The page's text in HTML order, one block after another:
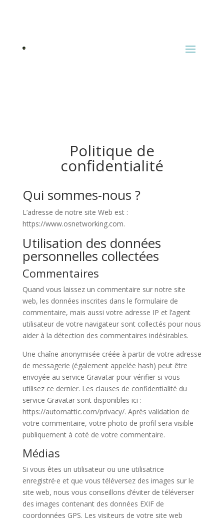
Politique de
confidentialité
Qui sommes-nous ?
L’adresse de notre site Web est :
https://www.osnetworking.com.
Utilisation des données
personnelles collectées
Commentaires
Quand vous laissez un commentaire sur notre site
web, les données inscrites dans le formulaire de
commentaire, mais aussi votre adresse IP et l’agent
utilisateur de votre navigateur sont collectés pour nous
aider à la détection des commentaires indésirables.
Une chaîne anonymisée créée à partir de votre adresse
de messagerie (également appelée hash) peut être
envoyée au service Gravatar pour vérifier si vous
utilisez ce dernier. Les clauses de confidentialité du
service Gravatar sont disponibles ici :
https://automattic.com/privacy/. Après validation de
votre commentaire, votre photo de profil sera visible
publiquement à coté de votre commentaire.
Médias
Si vous êtes un utilisateur ou une utilisatrice
enregistré·e et que vous téléversez des images sur le
site web, nous vous conseillons d’éviter de téléverser
des images contenant des données EXIF de
coordonnées GPS. Les visiteurs de votre site web